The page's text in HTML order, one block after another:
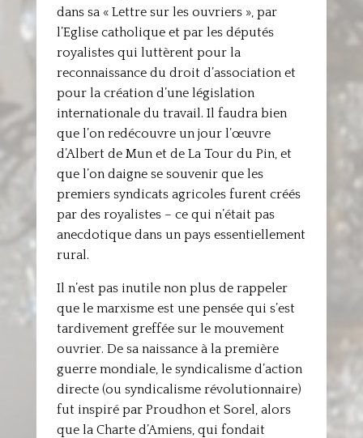
dans sa « Lettre sur les ouvriers », par
l’Eglise catholique et par les députés
royalistes qui luttèrent pour la
reconnaissance du droit d’association et
pour la création d’une législation
internationale du travail. Il faudra bien
que l’on redécouvre un jour l’œuvre
d’Albert de Mun et de La Tour du Pin, et
que l’on daigne se souvenir que les
premiers syndicats agricoles furent créés
par des royalistes – ce qui n’était pas
anecdotique dans un pays essentiellement
rural.
Il n’est pas inutile non plus de rappeler
que le marxisme est une pensée qui s’est
tardivement greffée sur le mouvement
ouvrier. De sa naissance à la première
guerre mondiale, le syndicalisme d’action
directe (ou syndicalisme révolutionnaire)
fut inspiré par Proudhon et Sorel, alors
que la Charte d’Amiens, qui fondait